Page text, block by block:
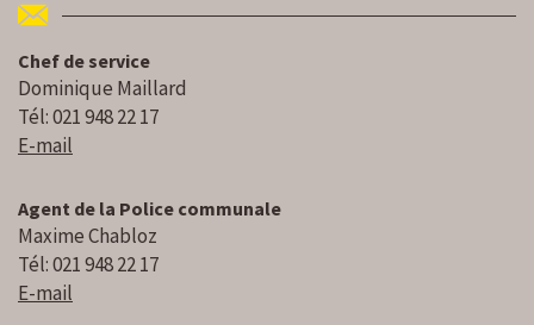
Chef de service
Dominique Maillard
Tél: 021 948 22 17
E-mail
Agent de la Police communale
Maxime Chabloz
Tél: 021 948 22 17
E-mail